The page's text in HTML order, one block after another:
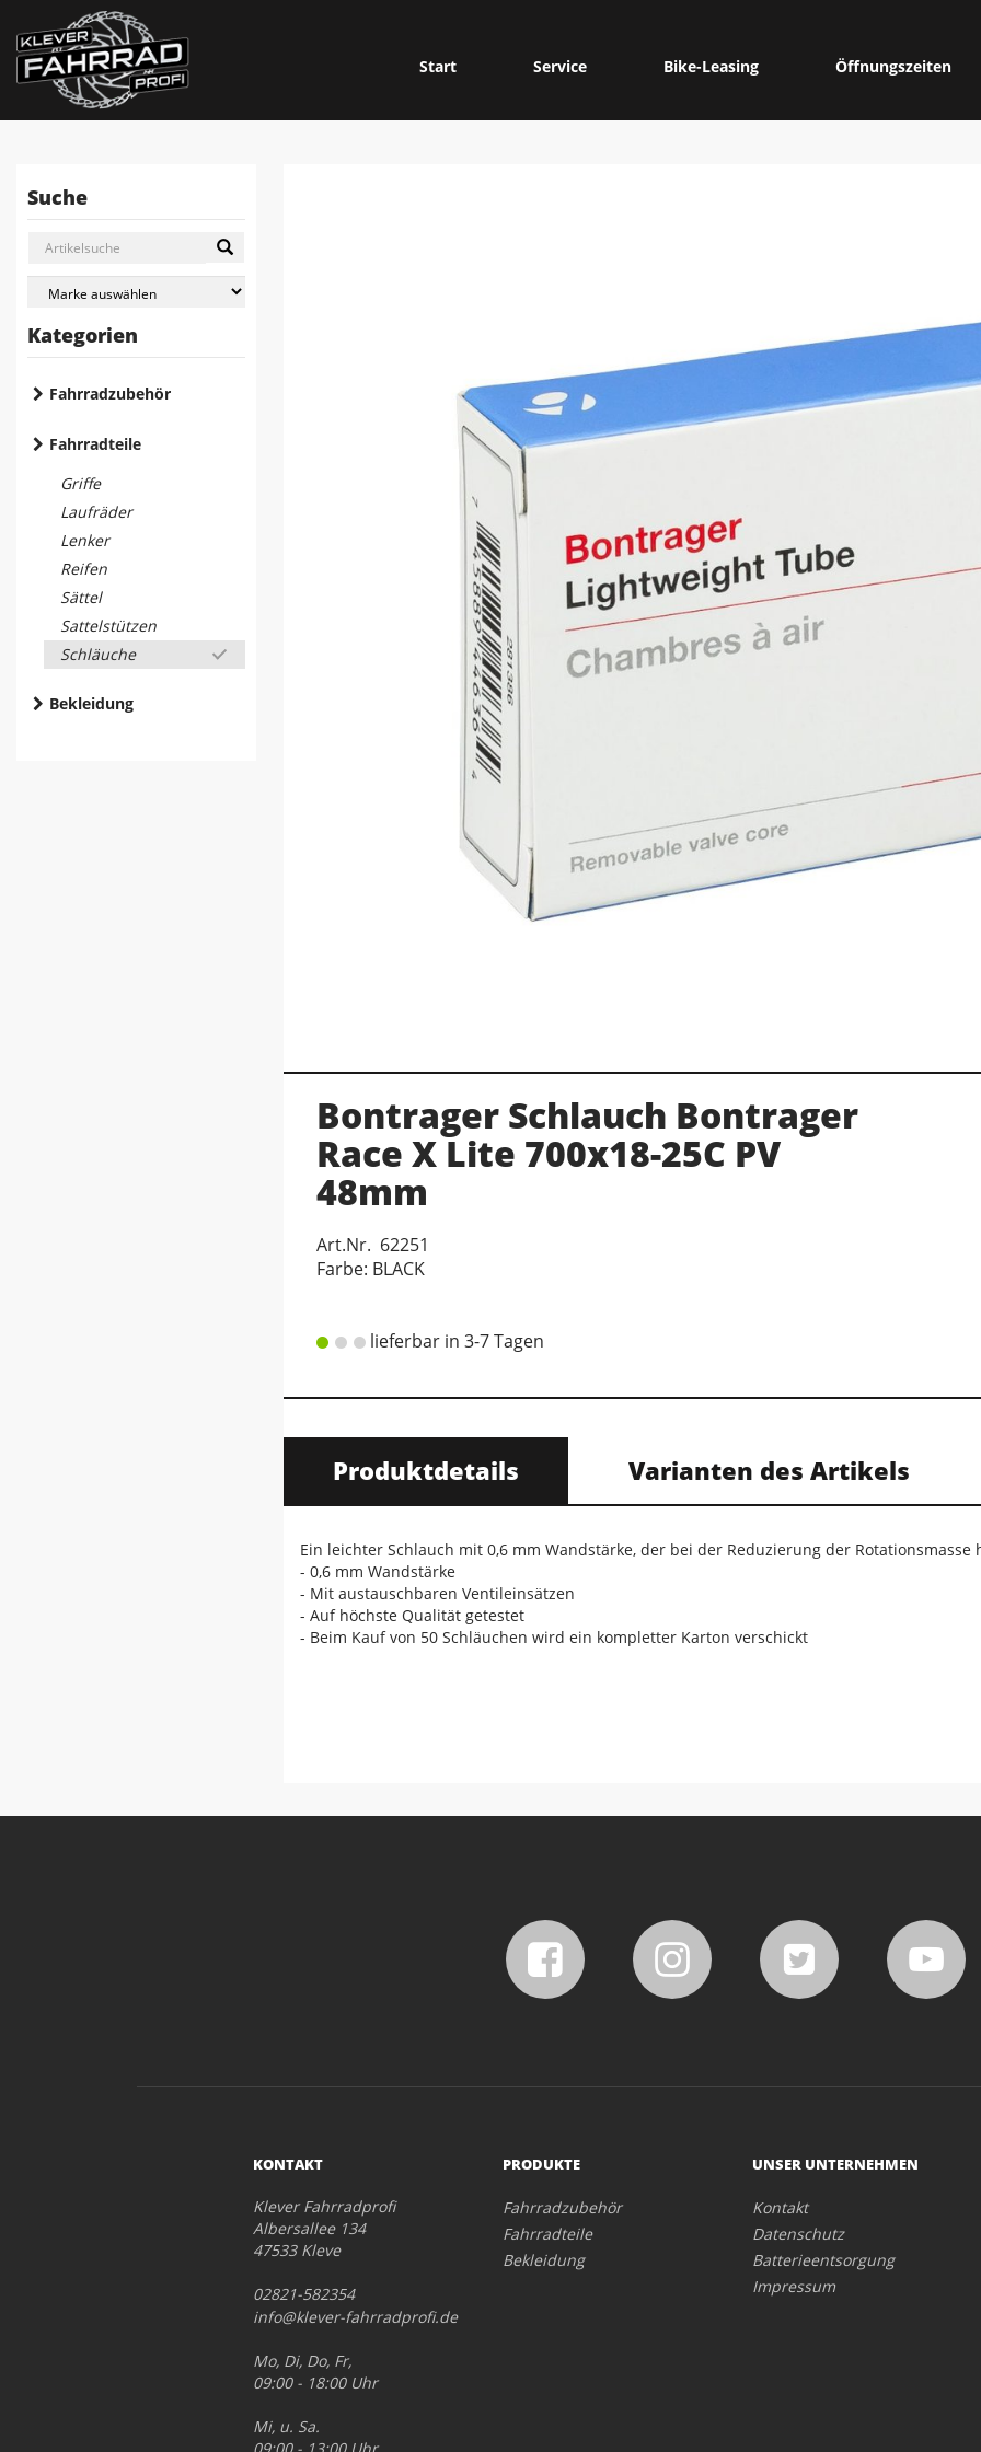
Start Service Bike-Leasing Öffnungszeiten
Suche
Kategorien
Fahrradzubehör
Fahrradteile
Griffe
Laufräder
Lenker
Reifen
Sättel
Sattelstützen
Schläuche
Bekleidung
Bontrager Schlauch Bontrager
Race X Lite 700x18-25C PV
48mm
Art.Nr. 62251
Farbe: BLACK
lieferbar in 3-7 Tagen
Produktdetails Varianten des Artikels
Ein leichter Schlauch mit 0,6 mm Wandstärke, der bei der Reduzierung der Rotationsmasse
- 0,6 mm Wandstärke
- Mit austauschbaren Ventileinsätzen
- Auf höchste Qualität getestet
- Beim Kauf von 50 Schläuchen wird ein kompletter Karton verschickt
KONTAKT
Klever Fahrradprofi
Albersallee 134
47533 Kleve
02821-582354
info@klever-fahrradprofi.de
Mo, Di, Do, Fr,
09:00 - 18:00 Uhr
Mi, u. Sa.
PRODUKTE
Fahrradzubehör
Fahrradteile
Bekleidung
UNSER UNTERNEHMEN
Kontakt
Datenschutz
Batterieentsorgung
Impressum